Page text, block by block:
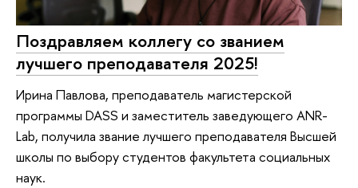
Поздравляем коллегу со званием
лучшего преподавателя 2025!
Ирина Павлова, преподаватель магистерской
программы DASS и заместитель заведующего ANR-
Lab, получила звание лучшего преподавателя Высшей
школы по выбору студентов факультета социальных
наук.